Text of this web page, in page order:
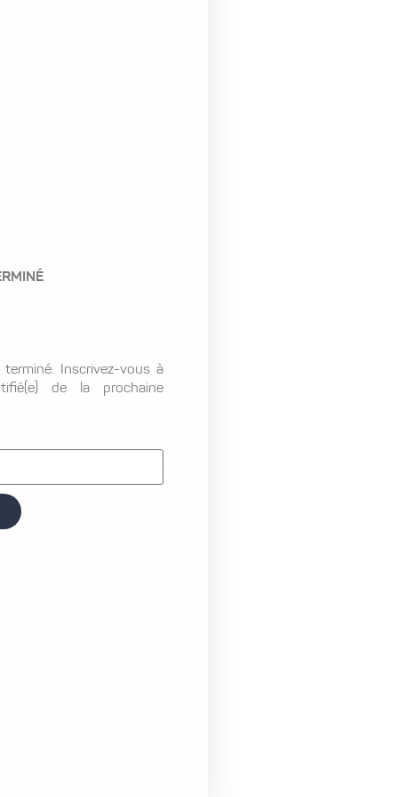
terminé. Inscrivez-vous à
de la prochaine